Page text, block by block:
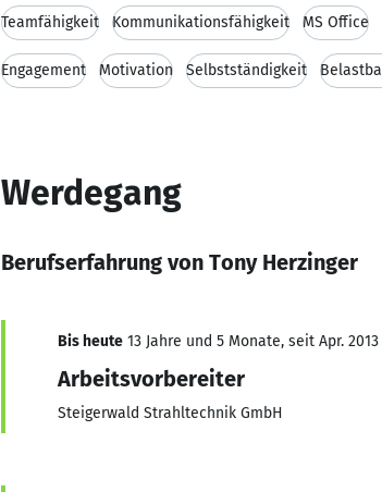
Teamfähigkeit Kommunikationsfähigkeit MS Office
Engagement Motivation Selbstständigkeit
Werdegang
Berufserfahrung von Tony Herzinger
Bis heute 13 Jahre und 5 Monate, seit Apr. 2013
Arbeitsvorbereiter
Steigerwald Strahltechnik GmbH